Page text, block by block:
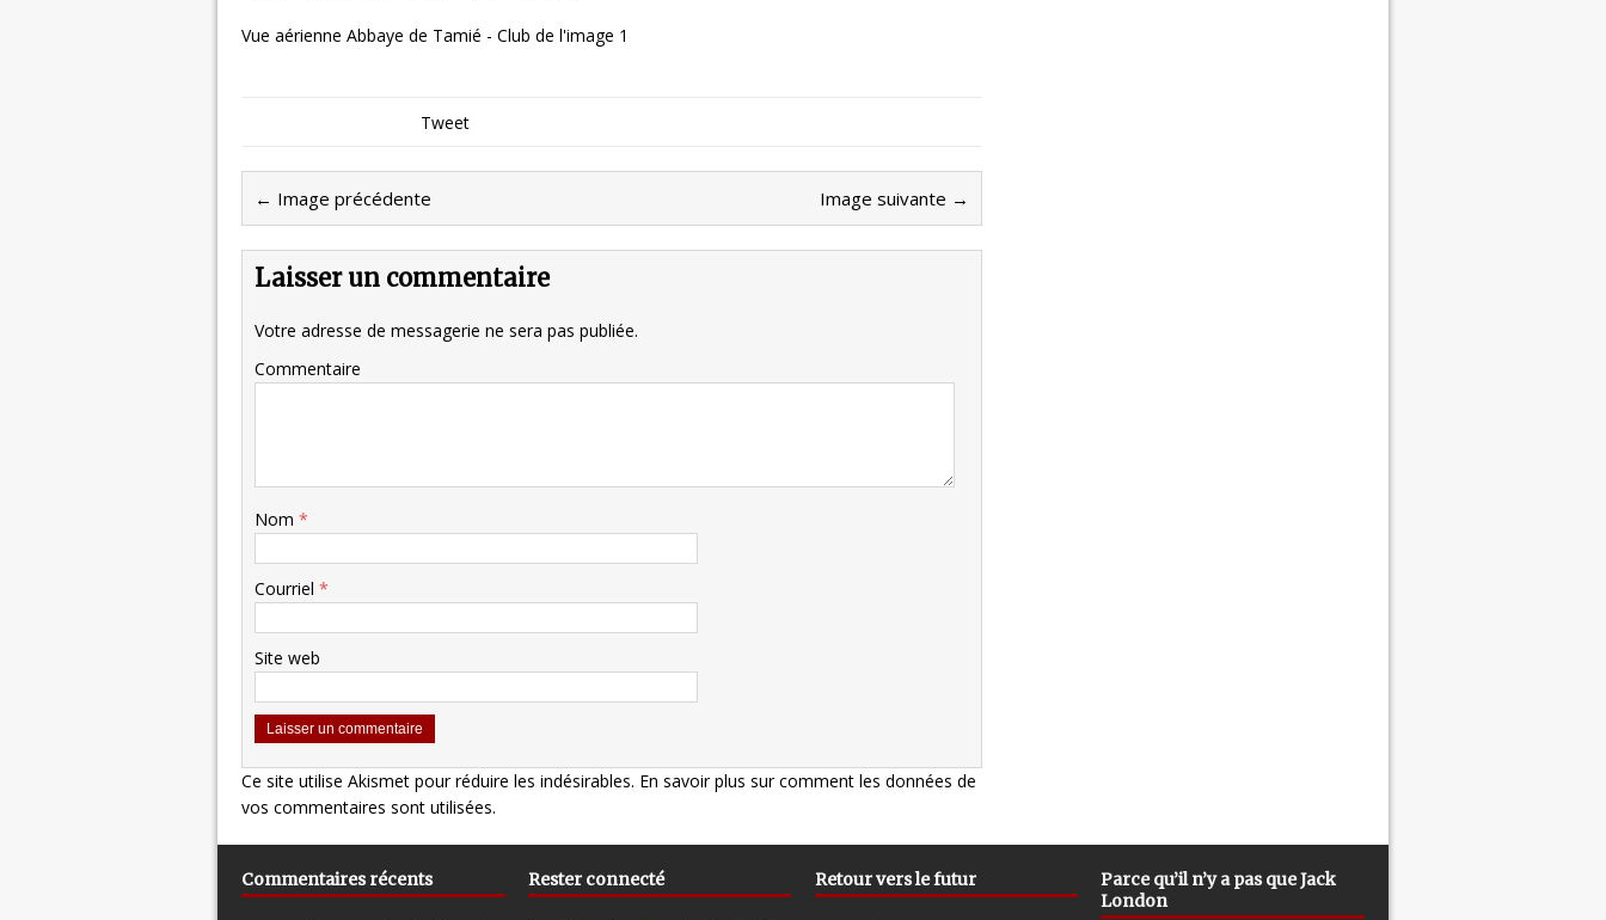
Vue aérienne Abbaye de Tamié - Club de l'image 1
Tweet
← Image précédente Image suivante →
Laisser un commentaire
Votre adresse de messagerie ne sera pas publiée.
Commentaire
Nom *
Courriel *
Site web
Ce site utilise Akismet pour réduire les indésirables. En savoir plus sur comment les données de
vos commentaires sont utilisées.
Commentaires récents Rester connecté Retour vers le futur
Parce qu’il n’y a pas que Jack
London